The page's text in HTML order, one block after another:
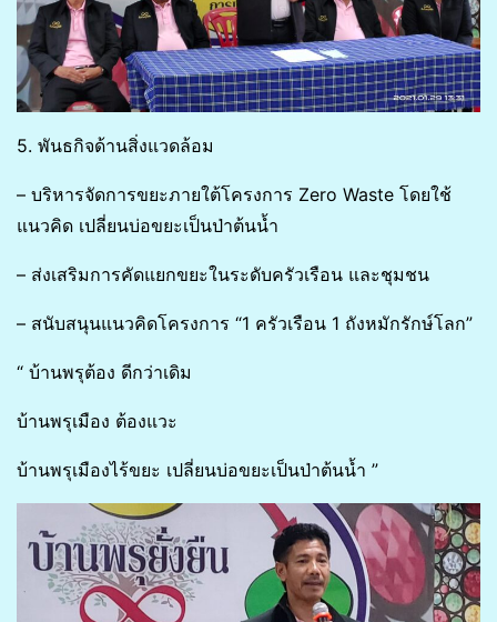
5. พันธกิจด้านสิ่งแวดล้อม
– บริหารจัดการขยะภายใต้โครงการ Zero Waste โดยใช้
แนวคิด เปลี่ยนบ่อขยะเป็นป่าต้นน้ำ
– ส่งเสริมการคัดแยกขยะในระดับครัวเรือน และชุมชน
– สนับสนุนแนวคิดโครงการ “1 ครัวเรือน 1 ถังหมักรักษ์โลก”
“ บ้านพรุต้อง ดีกว่าเดิม
บ้านพรุเมือง ต้องแวะ
บ้านพรุเมืองไร้ขยะ เปลี่ยนบ่อขยะเป็นป่าต้นน้ำ ”